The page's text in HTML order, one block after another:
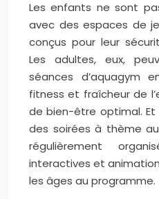
Les enfants ne sont
avec des espaces de
conçus pour leur
Les adultes, eux,
séances d’aquagym
fitness et fraîcheur de
de bien-être optimal.
des soirées à thème
régulièrement
interactives et
les âges au programme.